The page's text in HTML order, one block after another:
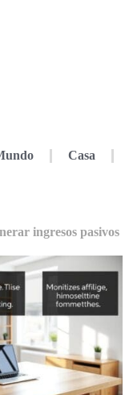
Casa
ingresos pasivos